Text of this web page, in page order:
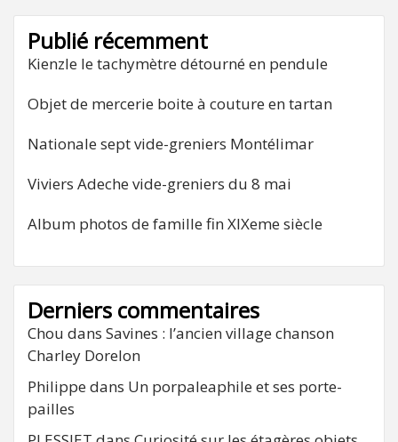
Publié récemment
Kienzle le tachymètre détourné en pendule
Objet de mercerie boite à couture en tartan
Nationale sept vide-greniers Montélimar
Viviers Adeche vide-greniers du 8 mai
Album photos de famille fin XIXeme siècle
Derniers commentaires
Chou dans Savines : l’ancien village chanson
Charley Dorelon
Philippe dans Un porpaleaphile et ses porte-
pailles